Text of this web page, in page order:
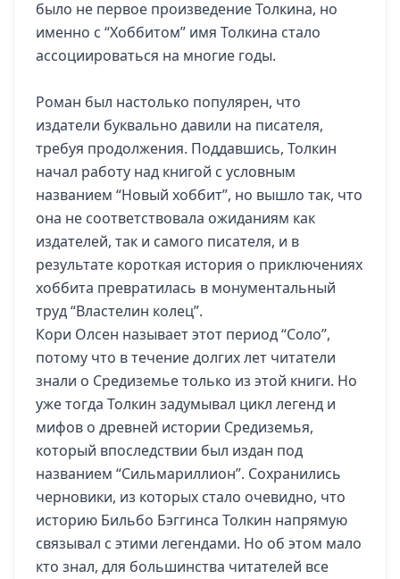
было не первое произведение Толкина, но
именно с “Хоббитом” имя Толкина стало
ассоциироваться на многие годы.
Роман был настолько популярен, что
издатели буквально давили на писателя,
требуя продолжения. Поддавшись, Толкин
начал работу над книгой с условным
названием “Новый хоббит”, но вышло так, что
она не соответствовала ожиданиям как
издателей, так и самого писателя, и в
результате короткая история о приключениях
хоббита превратилась в монументальный
труд “Властелин колец”.
Кори Олсен называет этот период “Соло”,
потому что в течение долгих лет читатели
знали о Средиземье только из этой книги. Но
уже тогда Толкин задумывал цикл легенд и
мифов о древней истории Средиземья,
который впоследствии был издан под
названием “Сильмариллион”. Сохранились
черновики, из которых стало очевидно, что
историю Бильбо Бэггинса Толкин напрямую
связывал с этими легендами. Но об этом мало
кто знал, для большинства читателей все